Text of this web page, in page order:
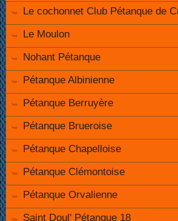
Le cochonnet Club Pétanque de
Le Moulon
Nohant Pétanque
Pétanque Albinienne
Pétanque Berruyère
Pétanque Brueroise
Pétanque Chapelloise
Pétanque Clémontoise
Pétanque Orvalienne
Saint Doul' Pétanque 18